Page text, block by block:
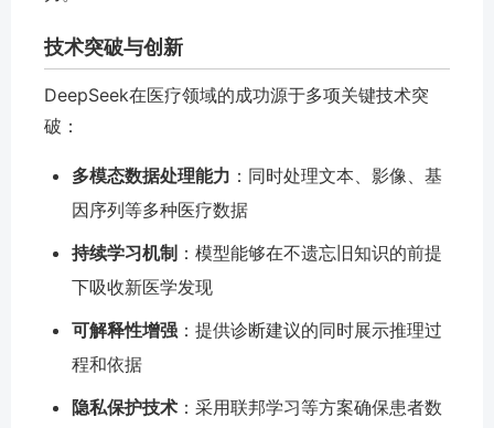
技术突破与创新
DeepSeek在医疗领域的成功源于多项关键技术突
破：
多模态数据处理能力 ：同时处理文本、影像、基
因序列等多种医疗数据
持续学习机制 ：模型能够在不遗忘旧知识的前提
下吸收新医学发现
可解释性增强 ：提供诊断建议的同时展示推理过
程和依据
隐私保护技术 ：采用联邦学习等方案确保患者数